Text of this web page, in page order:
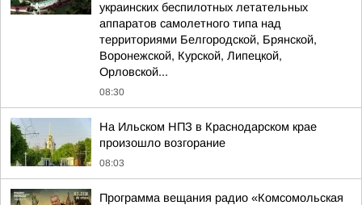
украинских беспилотных летательных
аппаратов самолетного типа над
территориями Белгородской, Брянской,
Воронежской, Курской, Липецкой,
Орловской...
08:30
На Ильском НПЗ в Краснодарском крае
произошло возгорание
08:03
Программа вещания радио «Комсомольская